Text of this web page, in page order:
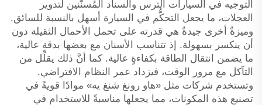
التوجيه في السيارات الترس والسناد المُسنَّنين لتدوير
العجلات، ما يجعل التحكُّم في السيارة أسهل بالنسبة للسائق.
وميزةٌ أخرى جيدةٌ هي قدرته على تحمل الأحمال الثقيلة دون
أن ينكسر بسهولة. إذ تتناسب الأسنان مع بعضها بدقة عالية،
ما يضمن انتقال الطاقة بكفاءةٍ عالية. كما أنَّ ذلك يقلِّل من
التآكل مع مرور الوقت، فيزداد عمر النظام الافتراضي.
وتستخدم شركات مثل «هاو رونغ شنغ يه» موادًا قويةً في
تصنيع هذه المكونات، مما يجعلها مناسبةً للاستخدام في